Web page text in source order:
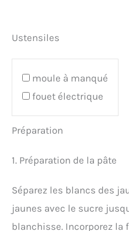
Ustensiles
moule à manqué
fouet électrique
Préparation
1. Préparation de la pâte
Séparez les blancs des
jaunes avec le sucre
blanchisse. Incorporez la